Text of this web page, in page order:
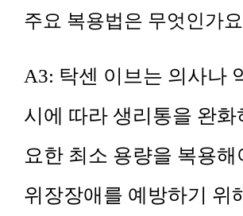
주요 복용법은 무엇인가
A3: 탁센 이브는 의사나
시에 따라 생리통을 완화
요한 최소 용량을 복용해
위장장애를 예방하기 위